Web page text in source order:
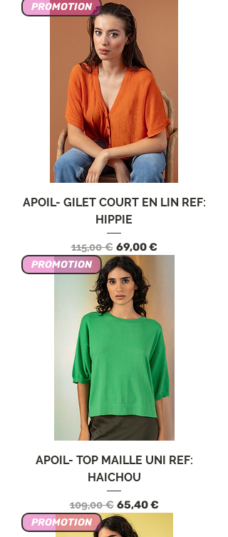
PROMOTION
APOIL- GILET COURT EN LIN REF:
HIPPIE
Prezzo regolare
115,00 € Prezzo scontato
69,00 €
PROMOTION
APOIL- TOP MAILLE UNI REF:
HAICHOU
Prezzo regolare
109,00 € Prezzo scontato
65,40 €
PROMOTION